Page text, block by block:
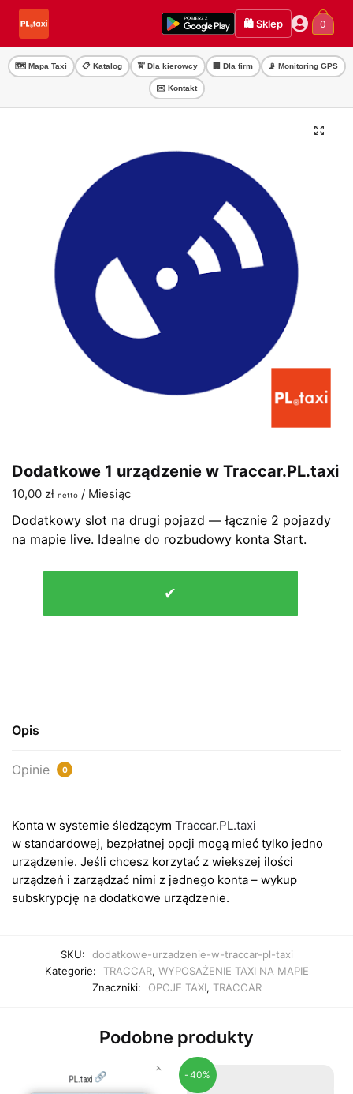
Przejdź
nawigacji
Przejdź
treści
🛍️ Sklep 0
🗺️ Mapa Taxi 📋 Katalog 🚖 Dla kierowcy 🏢 Dla firm 📡 Monitoring GPS
✉️ Kontakt
🔍
Dodatkowe 1 urządzenie w Traccar.PL.taxi
10,00 zł netto / Miesiąc
Dodatkowy slot na drugi pojazd — łącznie 2 pojazdy
na mapie live. Idealne do rozbudowy konta Start.
✔
Opis
Opinie 0
Konta w systemie śledzącym Traccar.PL.taxi
w standardowej, bezpłatnej opcji mogą mieć tylko jedno
urządzenie. Jeśli chcesz korzytać z wiekszej ilości
urządzeń i zarządzać nimi z jednego konta – wykup
subskrypcję na dodatkowe urządzenie.
SKU:
dodatkowe-urzadzenie-w-traccar-pl-taxi
Kategorie:
TRACCAR, WYPOSAŻENIE TAXI NA MAPIE
Znaczniki:
OPCJE TAXI, TRACCAR
Podobne produkty
-40%